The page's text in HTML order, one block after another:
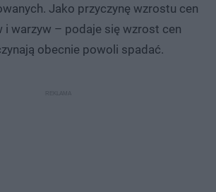
Jako przyczynę wzrostu cen
warzyw – podaje się wzrost cen
obecnie powoli spadać.